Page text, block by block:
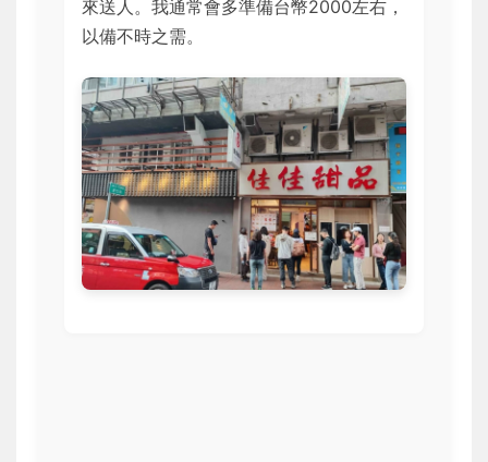
來送人。我通常會多準備台幣2000左右，
以備不時之需。